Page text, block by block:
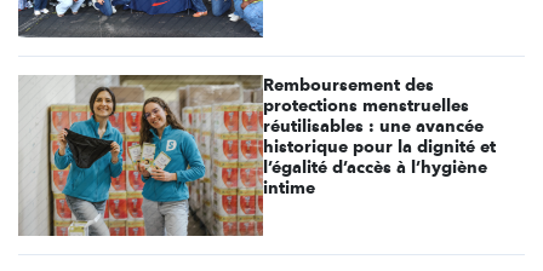
Remboursement des
protections menstruelles
réutilisables : une avancée
historique pour la dignité et
l’égalité d’accès à l’hygiène
intime